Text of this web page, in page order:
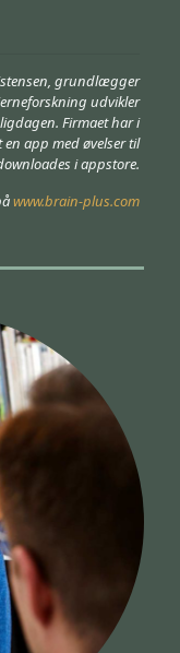
grundlægger
udvikler
Firmaet har i
app med øvelser til
i appstore.
www.brain-plus.com